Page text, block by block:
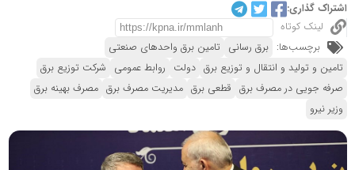
اشتراک گذاری:
لینک کوتاه
برچسب‌ها: برق رسانی تامین برق واحدهای صنعتی
تامین و تولید و انتقال و توزیع برق دولت روابط عمومی شرکت توزیع برق
صرفه جویی در مصرف برق قطعی برق مدیریت مصرف برق مصرف بهینه برق
وزیر نیرو